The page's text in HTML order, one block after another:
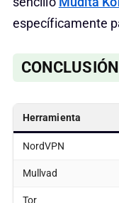
específicamente
CONCLUSIÓN
Herramienta
NordVPN
Mullvad
Tor